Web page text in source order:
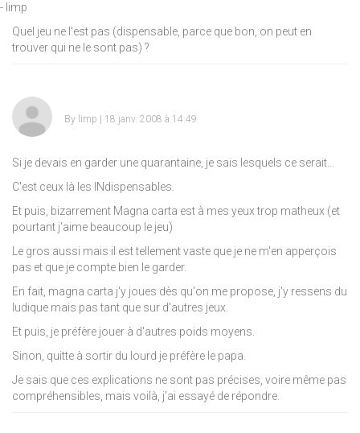
- limp
Quel jeu ne l'est pas (dispensable, parce que bon, on peut en
trouver qui ne le sont pas) ?
By limp | 18 janv. 2008 à 14:49
Si je devais en garder une quarantaine, je sais lesquels ce serait...
C'est ceux là les INdispensables.
Et puis, bizarrement Magna carta est à mes yeux trop matheux (et
pourtant j'aime beaucoup le jeu)
Le gros aussi mais il est tellement vaste que je ne m'en apperçois
pas et que je compte bien le garder.
En fait, magna carta j'y joues dès qu'on me propose, j'y ressens du
ludique mais pas tant que sur d'autres jeux.
Et puis, je préfère jouer à d'autres poids moyens.
Sinon, quitte à sortir du lourd je préfère le papa.
Je sais que ces explications ne sont pas précises, voire même pas
compréhensibles, mais voilà, j'ai essayé de répondre.